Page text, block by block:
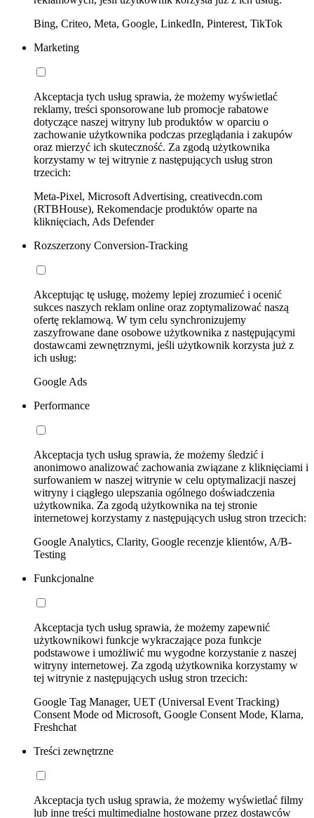
Bing, Criteo, Meta, Google, LinkedIn, Pinterest, TikTok
Marketing
Akceptacja tych usług sprawia, że możemy wyświetlać
reklamy, treści sponsorowane lub promocje rabatowe
dotyczące naszej witryny lub produktów w oparciu o
zachowanie użytkownika podczas przeglądania i zakupów
oraz mierzyć ich skuteczność. Za zgodą użytkownika
korzystamy w tej witrynie z następujących usług stron
trzecich:
Meta-Pixel, Microsoft Advertising, creativecdn.com
(RTBHouse), Rekomendacje produktów oparte na
kliknięciach, Ads Defender
Rozszerzony Conversion-Tracking
Akceptując tę usługę, możemy lepiej zrozumieć i ocenić
sukces naszych reklam online oraz zoptymalizować naszą
ofertę reklamową. W tym celu synchronizujemy
zaszyfrowane dane osobowe użytkownika z następującymi
dostawcami zewnętrznymi, jeśli użytkownik korzysta już z
ich usług:
Google Ads
Performance
Akceptacja tych usług sprawia, że możemy śledzić i
anonimowo analizować zachowania związane z kliknięciami i
surfowaniem w naszej witrynie w celu optymalizacji naszej
witryny i ciągłego ulepszania ogólnego doświadczenia
użytkownika. Za zgodą użytkownika na tej stronie
internetowej korzystamy z następujących usług stron trzecich:
Google Analytics, Clarity, Google recenzje klientów, A/B-
Testing
Funkcjonalne
Akceptacja tych usług sprawia, że możemy zapewnić
użytkownikowi funkcje wykraczające poza funkcje
podstawowe i umożliwić mu wygodne korzystanie z naszej
witryny internetowej. Za zgodą użytkownika korzystamy w
tej witrynie z następujących usług stron trzecich:
Google Tag Manager, UET (Universal Event Tracking)
Consent Mode od Microsoft, Google Consent Mode, Klarna,
Freshchat
Treści zewnętrzne
Akceptacja tych usług sprawia, że możemy wyświetlać filmy
lub inne treści multimedialne hostowane przez dostawców